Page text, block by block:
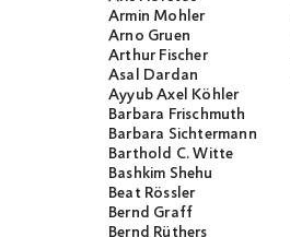
Armin Mohler
Arno Gruen
Arthur Fischer
Asal Dardan
Ayyub Axel Köhler
Barbara Frischmuth
Barbara Sichtermann
Barthold C. Witte
Bashkim Shehu
Beat Rössler
Bernd Graff
Bernd Rüthers